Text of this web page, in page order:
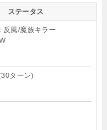
ステータス
反風/魔族キラー
ターン)